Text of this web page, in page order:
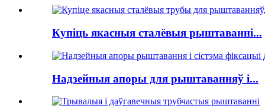
Купіць якасныя сталёвыя рыштаванні...
Надзейныя апоры для рыштаванняў і...